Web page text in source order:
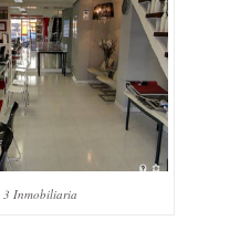
3 Inmobiliaria